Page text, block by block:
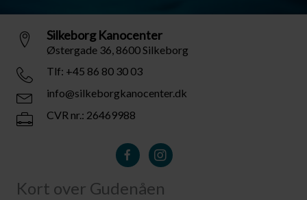
Silkeborg Kanocenter
Østergade 36, 8600 Silkeborg
Tlf: +45 86 80 30 03
info@silkeborgkanocenter.dk
CVR nr.: 26469988
Kort over Gudenåen